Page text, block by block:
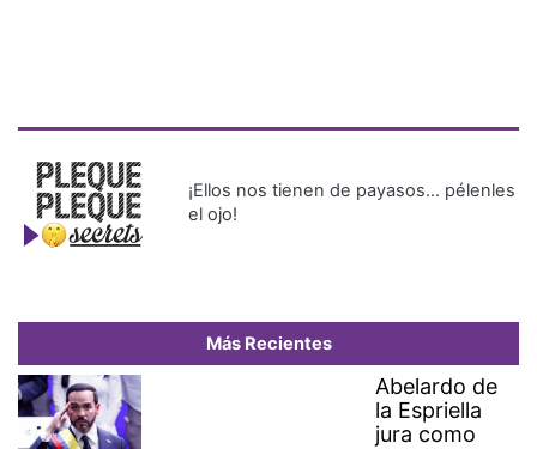
¡Ellos nos tienen de payasos… pélenles
el ojo!
Más Recientes
Abelardo de
la Espriella
jura como